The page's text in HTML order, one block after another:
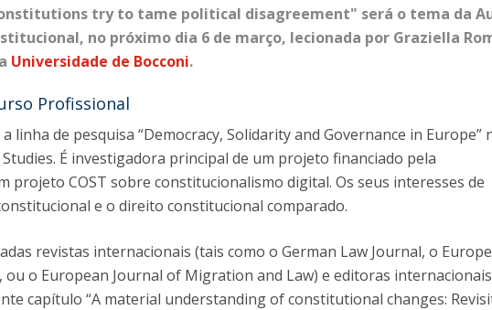
try to tame political disagreement" será o tema da
, no próximo dia 6 de março, lecionada por Graziella
Universidade de Bocconi.
Profissional
linha de pesquisa “Democracy, Solidarity and Governance in Europe”
É investigadora principal de um projeto financiado pela
projeto COST sobre constitucionalismo digital. Os seus interesses de
e o direito constitucional comparado.
revistas internacionais (tais como o German Law Journal, o
ou o European Journal of Migration and Law) e editoras
capítulo “A material understanding of constitutional changes: